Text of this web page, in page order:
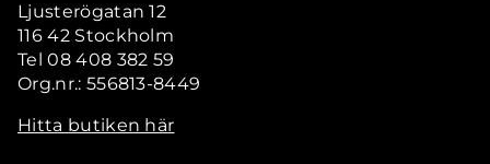
Ljusterögatan 12
116 42 Stockholm
Tel 08 408 382 59
Org.nr.: 556813-8449
Hitta butiken här